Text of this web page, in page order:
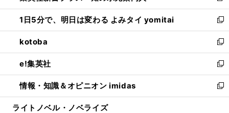
ウ
で
開
く
ン
ド
ウ
で
開
く
ウ
ィ
ン
ド
ウ
で
開
く
し
い
ウ
ィ
ン
ド
ウ
で
開
1日5分で、明日は変わる よみタイ yomitai
新
し
い
ウ
ィ
ン
ド
ウ
kotoba
新
し
い
ウ
ィ
ン
e!集英社
新
し
い
ウ
情報・知識＆オピニオン imidas
新
し
ライトノベル・ノベライズ